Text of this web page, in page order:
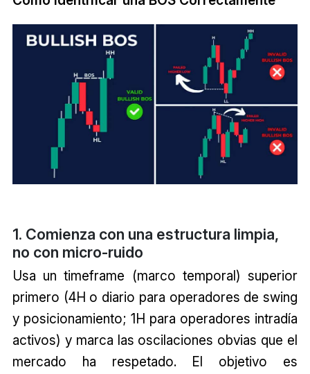
1. Comienza con una estructura limpia,
no con micro-ruido
Usa un timeframe (marco temporal) superior
primero (4H o diario para operadores de swing
y posicionamiento; 1H para operadores intradía
activos) y marca las oscilaciones obvias que el
mercado ha respetado. El objetivo es